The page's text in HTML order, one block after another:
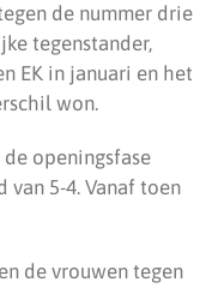
de nummer drie
tegenstander,
EK in januari en het
won.
openingsfase
van 5-4. Vanaf toen
de vrouwen tegen